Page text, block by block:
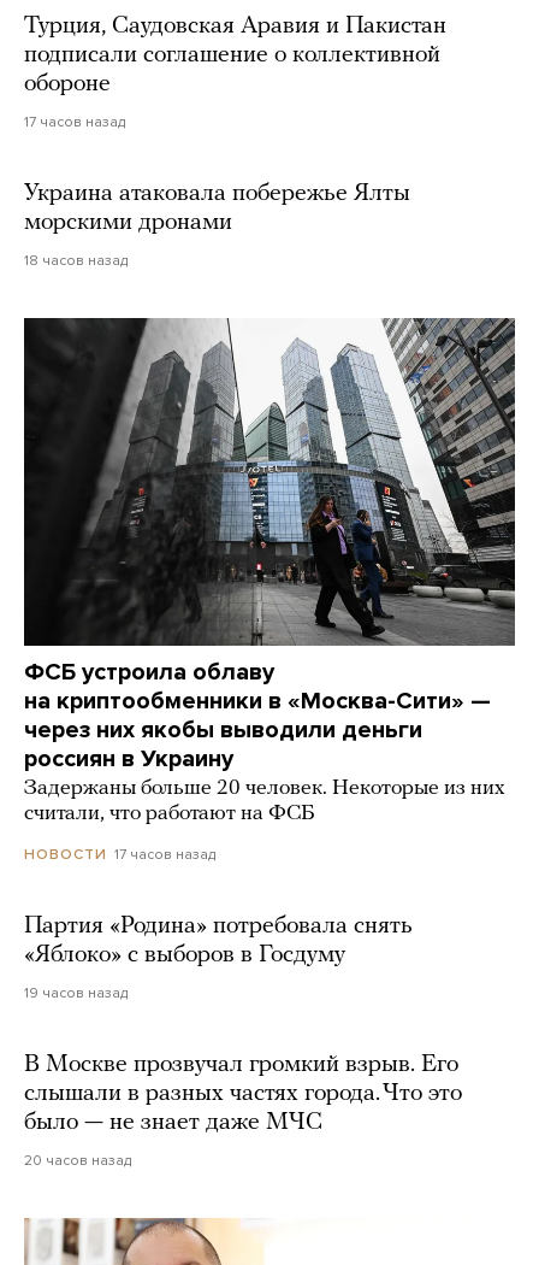
Турция, Саудовская Аравия и Пакистан
подписали соглашение о коллективной
обороне
17 часов назад
Украина атаковала побережье Ялты
морскими дронами
18 часов назад
ФСБ устроила облаву
на криптообменники в «Москва-Сити» —
через них якобы выводили деньги
россиян в Украину
Задержаны больше 20 человек. Некоторые из них
считали, что работают на ФСБ
НОВОСТИ 17 часов назад
Партия «Родина» потребовала снять
«Яблоко» с выборов в Госдуму
19 часов назад
В Москве прозвучал громкий взрыв. Его
слышали в разных частях города. Что это
было — не знает даже МЧС
20 часов назад